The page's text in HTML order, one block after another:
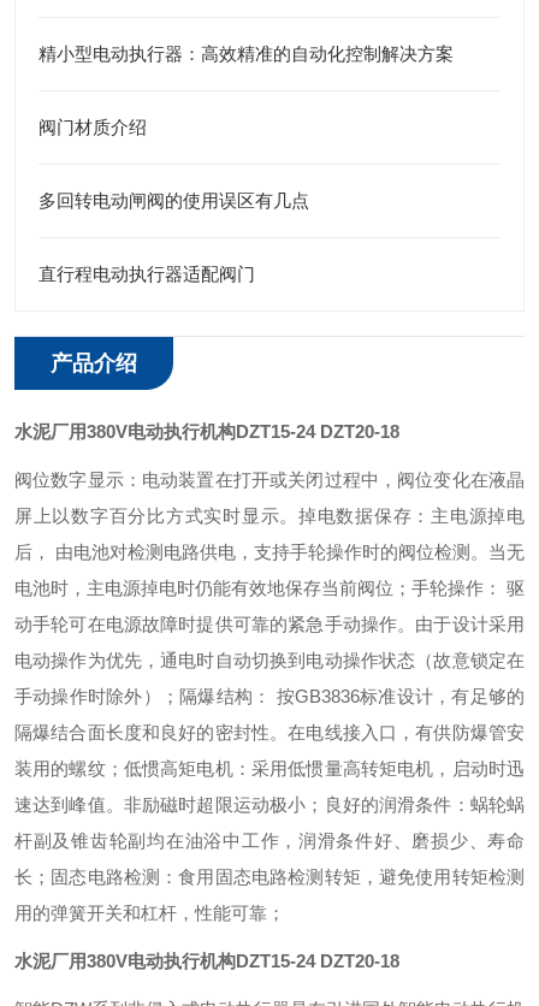
精小型电动执行器：高效精准的自动化控制解决方案
阀门材质介绍
多回转电动闸阀的使用误区有几点
直行程电动执行器适配阀门
产品介绍
水泥厂用380V电动执行机构DZT15-24 DZT20-18
阀位数字显示：电动装置在打开或关闭过程中，阀位变化在液晶
屏上以数字百分比方式实时显示。 掉电数据保存：主电源掉电
后， 由电池对检测电路供电，支持手轮操作时的阀位检测。当无
电池时，主电源掉电时仍能有效地保存当前阀位； 手轮操作： 驱
动手轮可在电源故障时提供可靠的紧急手动操作。由于设计采用
电动操作为优先，通电时自动切换到电动操作状态（故意锁定在
手动操作时除外）； 隔爆结构： 按GB3836标准设计，有足够的
隔爆结合面长度和良好的密封性。在电线接入口，有供防爆管安
装用的螺纹； 低惯高矩电机：采用低惯量高转矩电机，启动时迅
速达到峰值。非励磁时超限运动极小； 良好的润滑条件：蜗轮蜗
杆副及锥齿轮副均在油浴中工作，润滑条件好、磨损少、寿命
长； 固态电路检测：食用固态电路检测转矩，避免使用转矩检测
用的弹簧开关和杠杆，性能可靠；
水泥厂用380V电动执行机构DZT15-24 DZT20-18